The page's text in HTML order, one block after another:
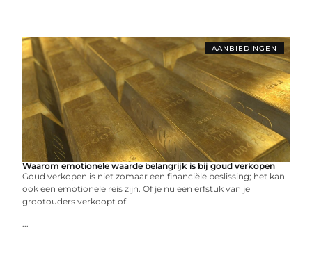
AANBIEDINGEN
Waarom emotionele waarde belangrijk is bij goud verkopen
Goud verkopen is niet zomaar een financiële beslissing; het kan
ook een emotionele reis zijn. Of je nu een erfstuk van je
grootouders verkoopt of
...